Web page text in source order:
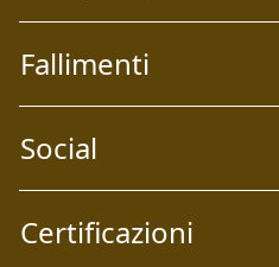
Fallimenti
Social
Certificazioni